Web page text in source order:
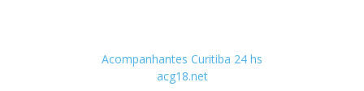
Acompanhantes Curitiba 24 hs
acg18.net